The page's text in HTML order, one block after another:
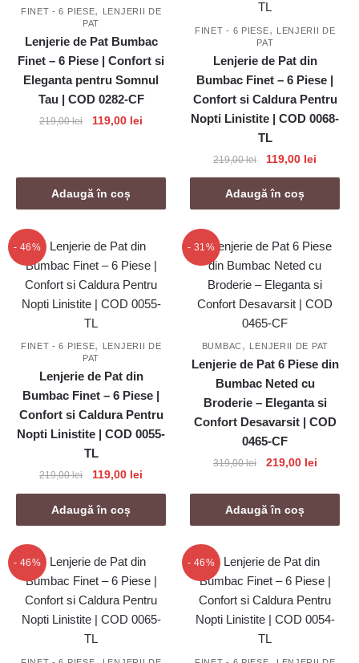
FINET - 6 PIESE,
LENJERII DE
PAT
Lenjerie de Pat Bumbac
Finet – 6 Piese | Confort si
Eleganta pentru Somnul
Tau | COD 0282-CF
219,00lei
Prețul
219,00 lei.
119,00 lei
Adaugă în coș
FINET - 6 PIESE, LENJERII DE
PAT
Lenjerie de Pat din
Bumbac Finet – 6 Piese |
Confort si Caldura Pentru
Nopti Linistite | COD 0068-
TL
219,00lei
Prețul
inițial
a
fost:
119,00 lei
curent
119,00
Adaugă în coș
- 46%
FINET - 6 PIESE,
LENJERII DE
PAT
Lenjerie de Pat din
Bumbac Finet – 6 Piese |
Confort si Caldura Pentru
Nopti Linistite | COD 0055-
TL
219,00lei
Prețul
inițial
a
fost:
119,00 lei
curent
119,00 lei.
Adaugă în coș
- 31%
BUMBAC, LENJERII DE PAT
Lenjerie de Pat 6 Piese din
Bumbac Neted cu
Broderie – Eleganta si
Confort Desavarsit | COD
0465-CF
319,00lei
Prețul
a
fost:
219,00 leiPrețul
este:
Adaugă în coș
- 46% - 46%